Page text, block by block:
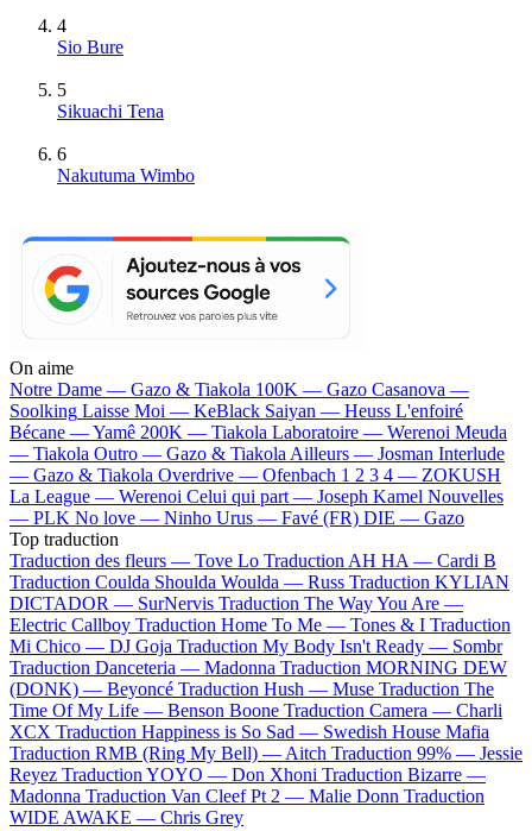
4
Sio Bure
5
Sikuachi Tena
6
Nakutuma Wimbo
On aime
Notre Dame — Gazo & Tiakola 100K — Gazo Casanova —
Soolking Laisse Moi — KeBlack Saiyan — Heuss L'enfoiré
Bécane —Yamê 200K — Tiakola Laboratoire — Werenoi Meuda
— Tiakola Outro — Gazo & Tiakola Ailleurs — Josman Interlude
— Gazo & Tiakola Overdrive — Ofenbach 1 2 3 4 — ZOKUSH
La League — Werenoi Celui qui part — Joseph Kamel Nouvelles
— PLK No love — Ninho Urus — Favé (FR) DIE — Gazo
Top traduction
Traduction des fleurs — Tove Lo Traduction AH HA — Cardi B
Traduction Coulda Shoulda Woulda — Russ Traduction KYLIAN
DICTADOR — SurNervis Traduction The Way You Are —
Electric Callboy Traduction Home To Me — Tones & I Traduction
Mi Chico — DJ Goja Traduction My Body Isn't Ready — Sombr
Traduction Danceteria — Madonna Traduction MORNING DEW
(DONK) — Beyoncé Traduction Hush — Muse Traduction The
Time Of My Life — Benson Boone Traduction Camera — Charli
XCX Traduction Happiness is So Sad — Swedish House Mafia
Traduction RMB (Ring My Bell) — Aitch Traduction 99% — Jessie
Reyez Traduction YOYO — Don Xhoni Traduction Bizarre —
Madonna Traduction Van Cleef Pt 2 — Malie Donn Traduction
WIDE AWAKE — Chris Grey